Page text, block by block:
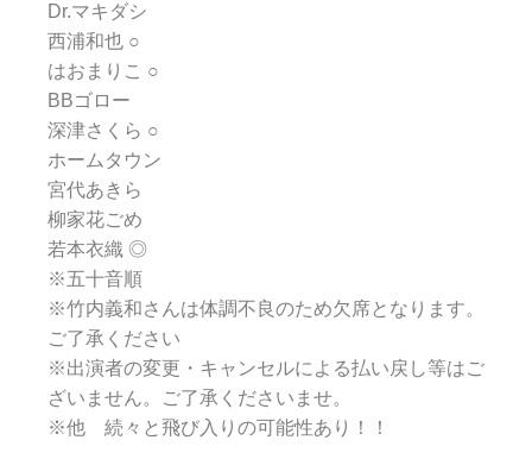
Dr.マキダシ
西浦和也 ○
はおまりこ ○
BBゴロー
深津さくら ○
ホームタウン
宮代あきら
柳家花ごめ
若本衣織 ◎
※五十音順
※竹内義和さんは体調不良のため欠席となります。
ご了承ください
※出演者の変更・キャンセルによる払い戻し等はご
ざいません。ご了承くださいませ。
※他 続々と飛び入りの可能性あり！！